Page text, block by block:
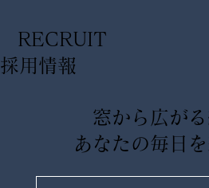
窓から広が
あなたの毎日
RECRUIT
​採用情報